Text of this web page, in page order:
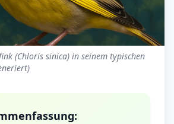
(Chloris sinica) in seinem typischen